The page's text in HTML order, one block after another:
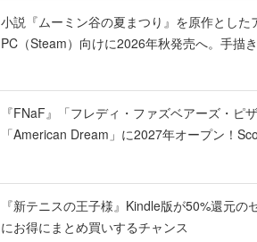
小説『ムーミン谷の夏まつり』を原作とした
PC（Steam）向けに2026年秋発売へ。手描
『FNaF』「フレディ・ファズベアーズ・ピ
「American Dream」に2027年オープン！
『新テニスの王子様』Kindle版が50%還元
にお得にまとめ買いするチャンス